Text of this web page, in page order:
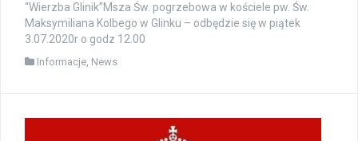
“Wierzba Glinik”Msza Św. pogrzebowa w kościele pw. Św.
Maksymiliana Kolbego w Glinku – odbędzie się w piątek
3.07.2020r o godz 12.00
Informacje, News